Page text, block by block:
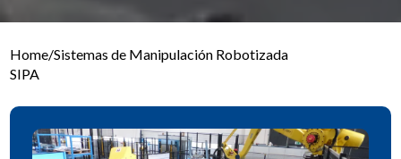
Home/Sistemas de Manipulación Robotizada
SIPA